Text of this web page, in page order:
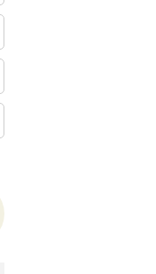
さん発注し
築にしては
うような